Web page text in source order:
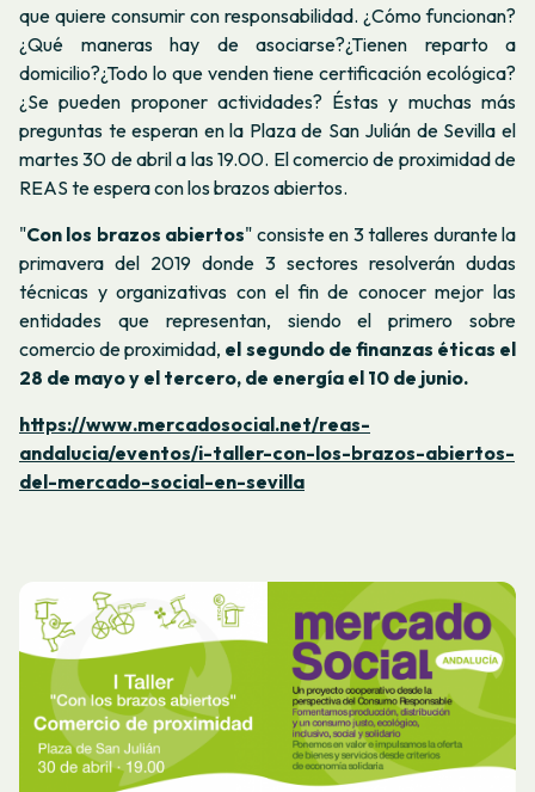
que quiere consumir con responsabilidad. ¿Cómo funcionan?
¿Qué maneras hay de asociarse?¿Tienen reparto a
domicilio?¿Todo lo que venden tiene certificación ecológica?
¿Se pueden proponer actividades? Éstas y muchas más
preguntas te esperan en la Plaza de San Julián de Sevilla el
martes 30 de abril a las 19.00. El comercio de proximidad de
REAS te espera con los brazos abiertos.
"Con los brazos abiertos" consiste en 3 talleres durante la
primavera del 2019 donde 3 sectores resolverán dudas
técnicas y organizativas con el fin de conocer mejor las
entidades que representan, siendo el primero sobre
comercio de proximidad, el segundo de finanzas éticas el
28 de mayo y el tercero, de energía el 10 de junio.
https://www.mercadosocial.net/reas-
andalucia/eventos/i-taller-con-los-brazos-abiertos-
del-mercado-social-en-sevilla